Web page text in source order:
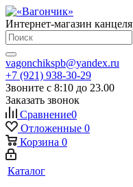
Интернет-магазин
vagonchikspb@yandex.ru
+7 (921) 938-30-29
Звоните с 8:10 до 23.00
Заказать звонок
Сравнение0
Отложенные 0
Корзина 0
Каталог